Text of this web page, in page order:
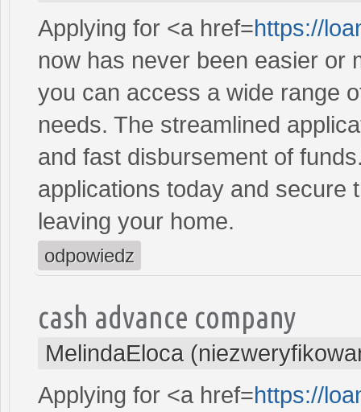
Applying for <a href=https://
now has never been easier or
you can access a wide range
needs. The streamlined
and fast disbursement of
applications today and secure
leaving your home.
odpowiedz
cash advance company
MelindaEloca
Applying for <a href=https://